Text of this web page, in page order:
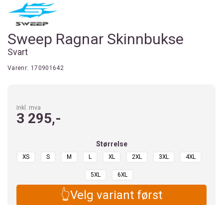
Sweep Ragnar Skinnbukse
Svart
Varenr: 170901642
Inkl. mva
3 295,-
Størrelse
XS S M L XL 2XL 3XL 4XL
5XL 6XL
👆Velg variant først